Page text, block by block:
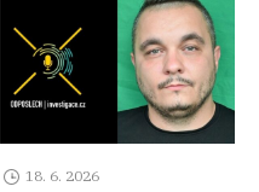
18. 6. 2026